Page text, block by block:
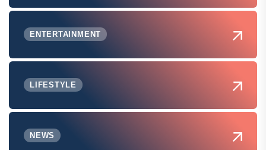
ENTERTAINMENT
LIFESTYLE
NEWS